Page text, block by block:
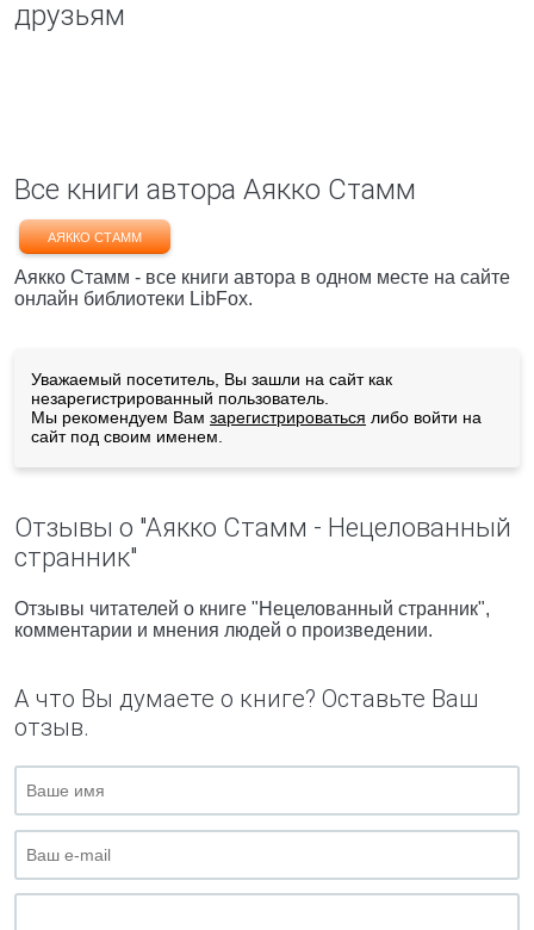
друзьям
Все книги автора Аякко Стамм
АЯККО СТАММ
Аякко Стамм - все книги автора в одном месте на сайте
онлайн библиотеки LibFox.
Уважаемый посетитель, Вы зашли на сайт как
незарегистрированный пользователь.
Мы рекомендуем Вам зарегистрироваться либо войти на
сайт под своим именем.
Отзывы о "Аякко Стамм - Нецелованный
странник"
Отзывы читателей о книге "Нецелованный странник",
комментарии и мнения людей о произведении.
А что Вы думаете о книге? Оставьте Ваш
отзыв.